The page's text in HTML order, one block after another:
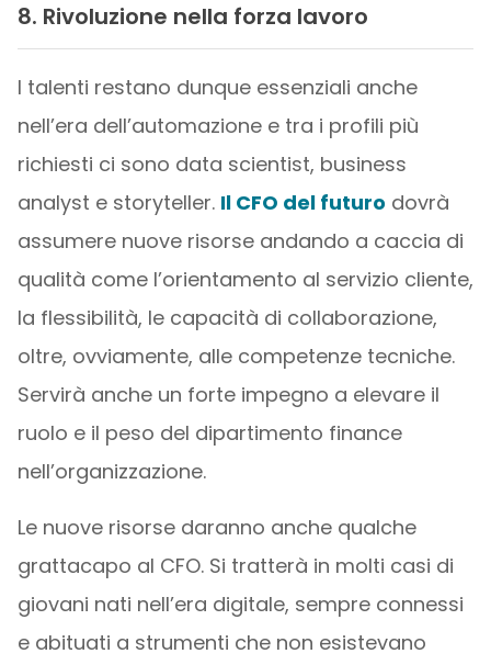
8. Rivoluzione nella forza lavoro
I talenti restano dunque essenziali anche
nell’era dell’automazione e tra i profili più
richiesti ci sono data scientist, business
analyst e storyteller. Il CFO del futuro dovrà
assumere nuove risorse andando a caccia di
qualità come l’orientamento al servizio cliente,
la flessibilità, le capacità di collaborazione,
oltre, ovviamente, alle competenze tecniche.
Servirà anche un forte impegno a elevare il
ruolo e il peso del dipartimento finance
nell’organizzazione.
Le nuove risorse daranno anche qualche
grattacapo al CFO. Si tratterà in molti casi di
giovani nati nell’era digitale, sempre connessi
e abituati a strumenti che non esistevano